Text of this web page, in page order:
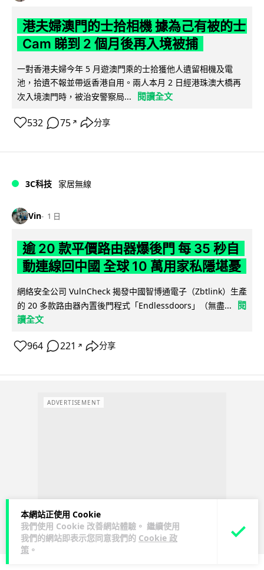
本網站正使用 Cookie
我們使用 Cookie 改善網站體驗。 繼續使用
我們的網站即表示您同意我們的 Cookie 政
策 。
港夫婦澳門的士拾相機 據為己有被的士
Cam 睇到 2 個月後再入境被捕
一對香港夫婦今年 5 月遊澳門乘的士拾獲他人遺留相機及電
池，拾遺不報並帶返香港自用。兩人本月 2 日經港珠澳大橋再
次入境澳門時，被治安警察局...
閱讀全文
532 75 ↗ 分享
3C科技 家居無線
Vin 1 日
逾 20 款平價路由器爆後門 每 35 秒自
動連線回中國 全球 10 萬用家私隱堪憂
網絡安全公司 VulnCheck 揭發中國智博通電子（Zbtlink）生產
的 20 多款路由器內置後門程式「Endlessdoors」（無盡...
閱
讀全文
964 221 ↗ 分享
ADVERTISEMENT